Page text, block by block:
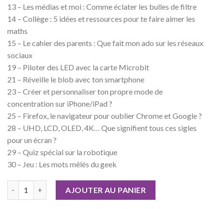
13 – Les médias et moi : Comme éclater les bulles de filtre
14 – Collège : 5 idées et ressources pour te faire aimer les
maths
15 – Le cahier des parents : Que fait mon ado sur les réseaux
sociaux
19 – Piloter des LED avec la carte Microbit
21 – Réveille le blob avec ton smartphone
23 – Créer et personnaliser ton propre mode de
concentration sur iPhone/iPad ?
25 – Firefox, le navigateur pour oublier Chrome et Google ?
28 – UHD, LCD, OLED, 4K… Que signifient tous ces sigles
pour un écran ?
29 – Quiz spécial sur la robotique
30 – Jeu : Les mots mêlés du geek
AJOUTER AU PANIER